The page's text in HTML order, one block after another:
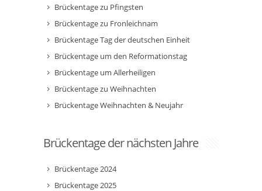
Brückentage zu Pfingsten
Brückentage zu Fronleichnam
Brückentage Tag der deutschen Einheit
Brückentage um den Reformationstag
Brückentage um Allerheiligen
Brückentage zu Weihnachten
Brückentage Weihnachten & Neujahr
Brückentage der nächsten Jahre
Brückentage 2024
Brückentage 2025